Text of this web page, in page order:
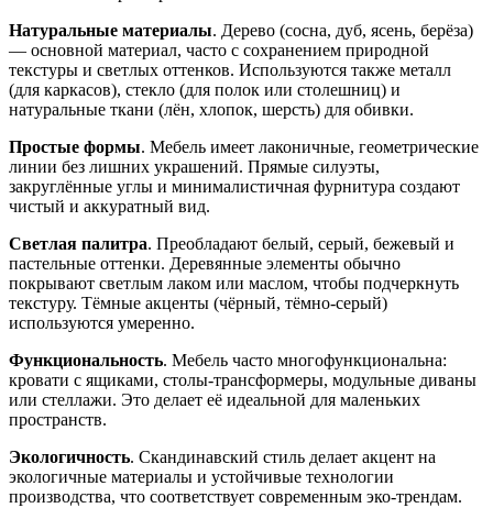
Натуральные материалы. Дерево (сосна, дуб, ясень, берёза)
— основной материал, часто с сохранением природной
текстуры и светлых оттенков. Используются также металл
(для каркасов), стекло (для полок или столешниц) и
натуральные ткани (лён, хлопок, шерсть) для обивки.
Простые формы. Мебель имеет лаконичные, геометрические
линии без лишних украшений. Прямые силуэты,
закруглённые углы и минималистичная фурнитура создают
чистый и аккуратный вид.
Светлая палитра. Преобладают белый, серый, бежевый и
пастельные оттенки. Деревянные элементы обычно
покрывают светлым лаком или маслом, чтобы подчеркнуть
текстуру. Тёмные акценты (чёрный, тёмно-серый)
используются умеренно.
Функциональность. Мебель часто многофункциональна:
кровати с ящиками, столы-трансформеры, модульные диваны
или стеллажи. Это делает её идеальной для маленьких
пространств.
Экологичность. Скандинавский стиль делает акцент на
экологичные материалы и устойчивые технологии
производства, что соответствует современным эко-трендам.